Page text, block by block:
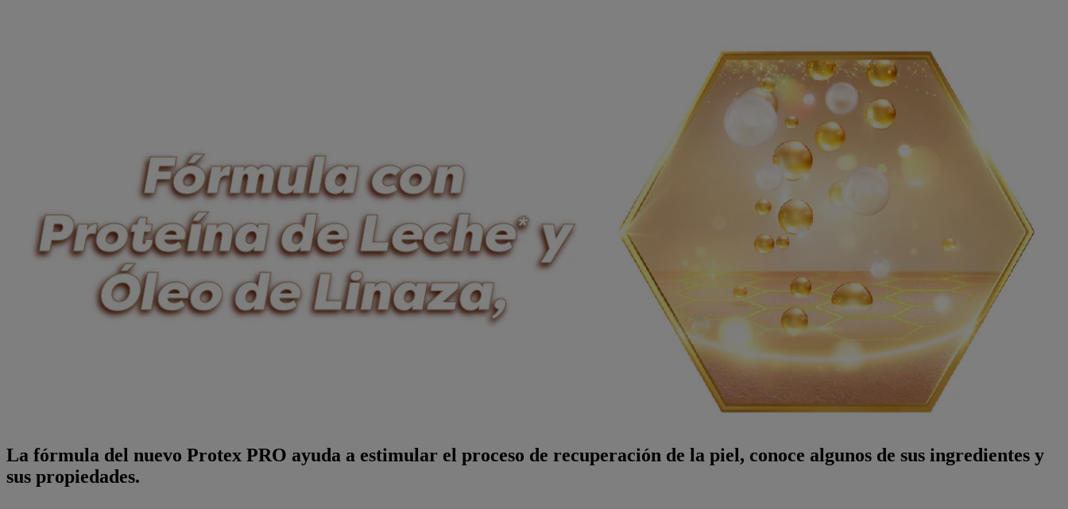
La fórmula del nuevo Protex PRO ayuda a estimular el proceso de recuperación de la piel, conoce algunos de sus ingredientes y
sus propiedades.